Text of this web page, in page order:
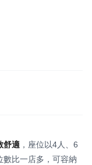
舒適 ，座位以4人、6
數比一店多，可容納